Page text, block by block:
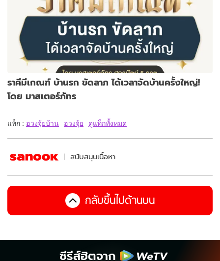
ราศีมีเกณฑ์ บ้านรก ขัดลาภ ได้เวลาจัดบ้านครั้งใหญ่!
โดย มาสเตอร์ภัทร
แท็ก : ฮวงจุ้ยบ้าน ฮวงจุ้ย ดูแท็กทั้งหมด
สนับสนุนเนื้อหา
กลับขึ้นไปด้านบน
ซีรีส์ฮิตจาก